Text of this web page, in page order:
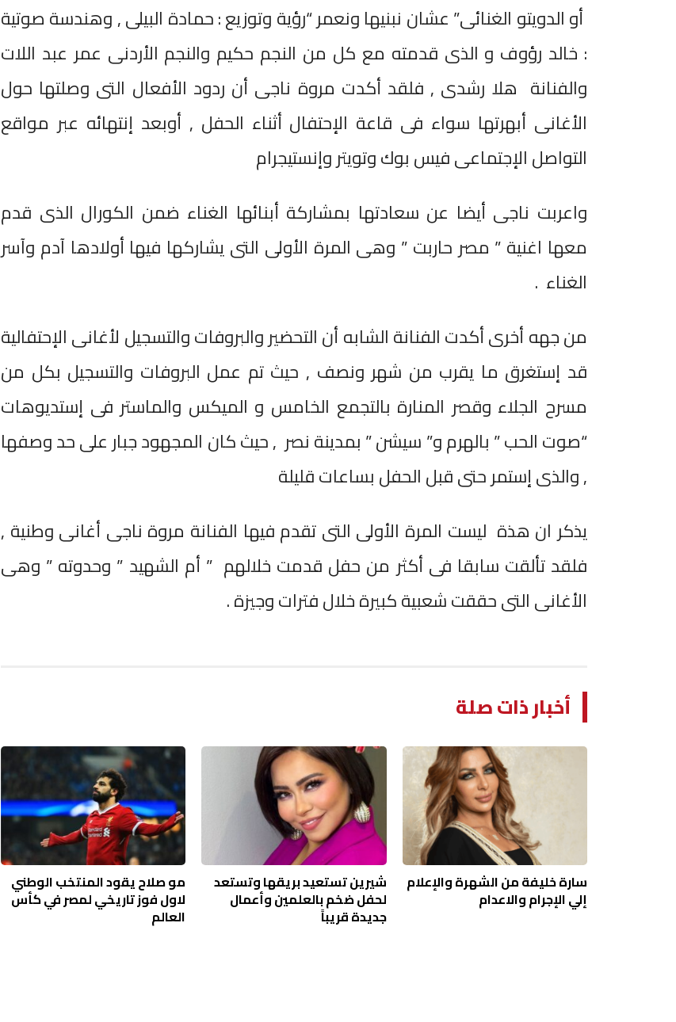
أو الدويتو الغنائى” عشان نبنيها ونعمر “رؤية وتوزيع : حمادة البيلى , وهندسة صوتية
: خالد رؤوف و الذى قدمته مع كل من النجم حكيم والنجم الأردنى عمر عبد اللات
والفنانة هلا رشدى , فلقد أكدت مروة ناجى أن ردود الأفعال التى وصلتها حول
الأغانى أبهرتها سواء فى قاعة الإحتفال أثناء الحفل , أوبعد إنتهائه عبر مواقع
التواصل الإجتماعى فيس بوك وتويتر وإنستيجرام
واعربت ناجى أيضا عن سعادتها بمشاركة أبنائها الغناء ضمن الكورال الذى قدم
معها اغنية ” مصر حاربت ” وهى المرة الأولى التى يشاركها فيها أولادها آدم وآسر
الغناء .
من جهه أخرى أكدت الفنانة الشابه أن التحضير والبروفات والتسجيل لأغانى الإحتفالية
قد إستغرق ما يقرب من شهر ونصف , حيث تم عمل البروفات والتسجيل بكل من
مسرح الجلاء وقصر المنارة بالتجمع الخامس و الميكس والماستر فى إستديوهات
“صوت الحب ” بالهرم و” سيشن ” بمدينة نصر , حيث كان المجهود جبار على حد وصفها
, والذى إستمر حتى قبل الحفل بساعات قليلة
يذكر ان هذة ليست المرة الأولى التى تقدم فيها الفنانة مروة ناجى أغانى وطنية ,
فلقد تألقت سابقا فى أكثر من حفل قدمت خلالهم ” أم الشهيد ” وحدوته ” وهى
الأغانى التى حققت شعبية كبيرة خلال فترات وجيزة .
أخبار ذات صلة
سارة خليفة من الشهرة والإعلام
إلي الإجرام والاعدام
شيرين تستعيد بريقها وتستعد
لحفل ضخم بالعلمين وأعمال
جديدة قريباً
مو صلاح يقود المنتخب الوطني
لاول فوز تاريخي لمصر في كأس
العالم